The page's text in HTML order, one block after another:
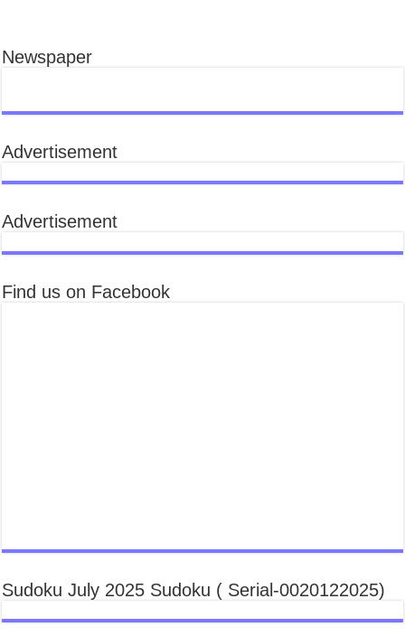
o
Newspaper
Advertisement
Advertisement
Find us on Facebook
Sudoku July 2025 Sudoku ( Serial-0020122025)